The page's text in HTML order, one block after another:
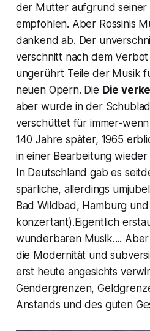
der Mutter aufgrund seiner
empfohlen. Aber Rossinis
dankend ab. Der
verschnitt nach dem
ungerührt Teile der Musik
neuen Opern. Die Die
aber wurde in der
verschüttet für immer-
140 Jahre später, 1965
in einer Bearbeitung
In Deutschland gab es
spärliche, allerdings
Bad Wildbad, Hamburg
konzertant).Eigentlich
wunderbaren Musik....
die Modernität und
erst heute angesichts
Gendergrenzen,
Anstands und des guten